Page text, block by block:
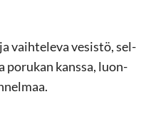
vaih­te­le­va ve­sis­tö, sel­
po­ru­kan kans­sa, luon­